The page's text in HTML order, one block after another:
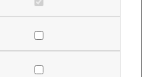
wirken kann, und
ist. Auch "Ambient
und unterstützender
der diesjährigen
auch der "Roland Wagner
Cookies zulassen
Cookies zulassen